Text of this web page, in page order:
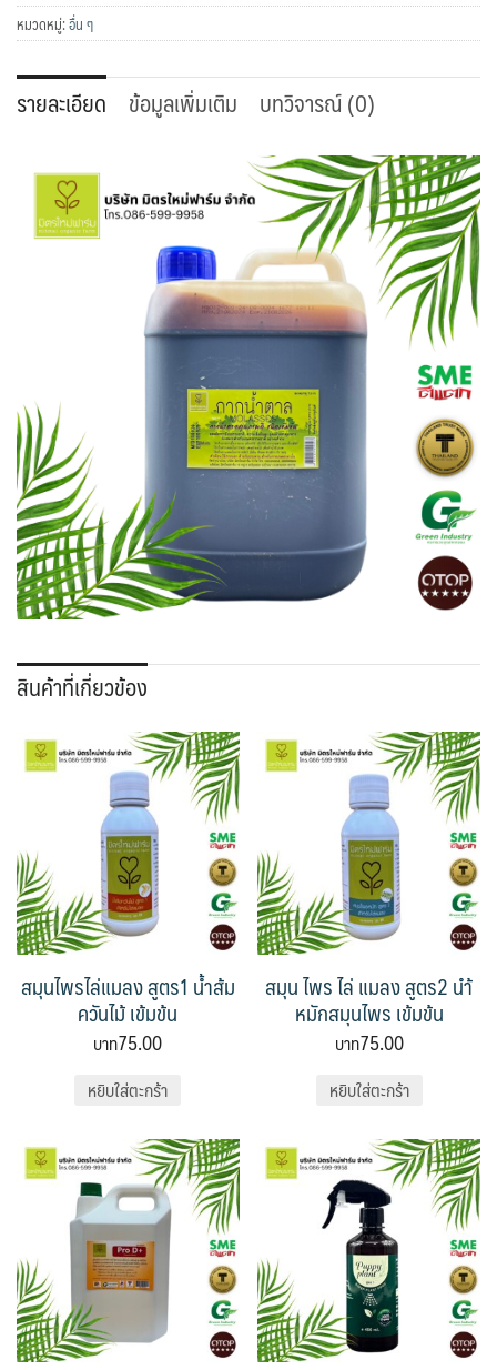
หมวดหมู่:อื่น ๆ
รายละเอียด ข้อมูลเพิ่มเติม บทวิจารณ์ (0)
สินค้าที่เกี่ยวข้อง
สมุนไพรไล่แมลง สูตร1 น้ำส้ม
ควันไม้ เข้มข้น
75.00
หยิบใส่ตะกร้า
สมุน ไพร ไล่ แมลง สูตร2 นำ้
หมักสมุนไพร เข้มข้น
75.00
หยิบใส่ตะกร้า